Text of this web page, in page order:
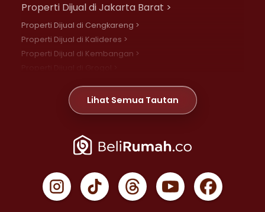
Properti Dijual di Jakarta Barat >
Properti Dijual di Cengkareng >
Properti Dijual di Kalideres >
Properti Dijual di Kembangan >
Properti Dijual di Meruya >
Properti Dijual di Jelambar >
Properti Dijual di Jakarta Pusat >
Properti Dijual di Gambir >
Properti Dijual di Johar Baru >
Lihat Semua Tautan